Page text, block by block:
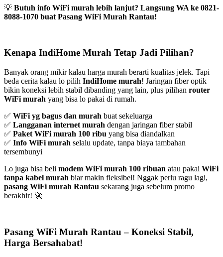
💡 Butuh info WiFi murah lebih lanjut? Langsung WA ke 0821-
8088-1070 buat Pasang WiFi Murah Rantau!
Kenapa IndiHome Murah Tetap Jadi Pilihan?
Banyak orang mikir kalau harga murah berarti kualitas jelek. Tapi
beda cerita kalau lo pilih IndiHome murah! Jaringan fiber optik
bikin koneksi lebih stabil dibanding yang lain, plus pilihan router
WiFi murah yang bisa lo pakai di rumah.
✅ WiFi yg bagus dan murah buat sekeluarga
✅ Langganan internet murah dengan jaringan fiber stabil
✅ Paket WiFi murah 100 ribu yang bisa diandalkan
✅ Info WiFi murah selalu update, tanpa biaya tambahan
tersembunyi
Lo juga bisa beli modem WiFi murah 100 ribuan atau pakai WiFi
tanpa kabel murah biar makin fleksibel! Nggak perlu ragu lagi,
pasang WiFi murah Rantau sekarang juga sebelum promo
berakhir! 🚀
Pasang WiFi Murah Rantau – Koneksi Stabil,
Harga Bersahabat!